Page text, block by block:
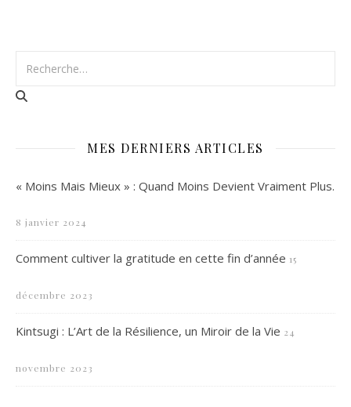
MES DERNIERS ARTICLES
« Moins Mais Mieux » : Quand Moins Devient Vraiment Plus.
8 janvier 2024
Comment cultiver la gratitude en cette fin d’année 15
décembre 2023
Kintsugi : L’Art de la Résilience, un Miroir de la Vie 24
novembre 2023